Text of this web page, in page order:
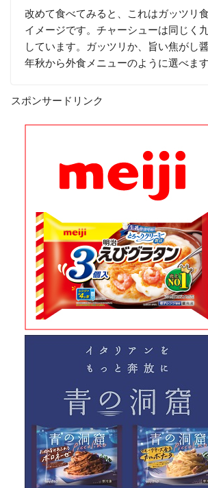
改めて食べてみると、これはガッツリ
イメージです。チャーシューは同じく
しています。ガッツリか、旨い焦がし
年秋から外食メニューのように選べます
スポンサードリンク